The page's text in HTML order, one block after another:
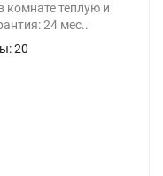
комнате теплую и
24 мес..
20